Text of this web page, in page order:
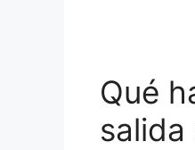
Qué
salida